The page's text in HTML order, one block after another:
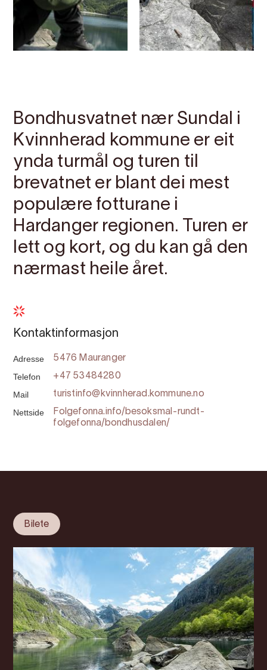
Bondhusvatnet nær Sundal i
Kvinnherad kommune er eit
ynda turmål og turen til
brevatnet er blant dei mest
populære fotturane i
Hardanger regionen. Turen er
lett og kort, og du kan gå den
nærmast heile året.
Kontaktinformasjon
Adresse 5476 Mauranger
Telefon +47 53484280
Mail turistinfo@kvinnherad.kommune.no
Nettside
Folgefonna.info/besoksmal-rundt-
folgefonna/bondhusdalen/
Bilete